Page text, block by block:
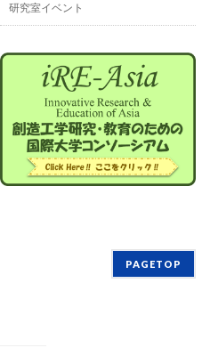
研究室イベント
PAGETOP